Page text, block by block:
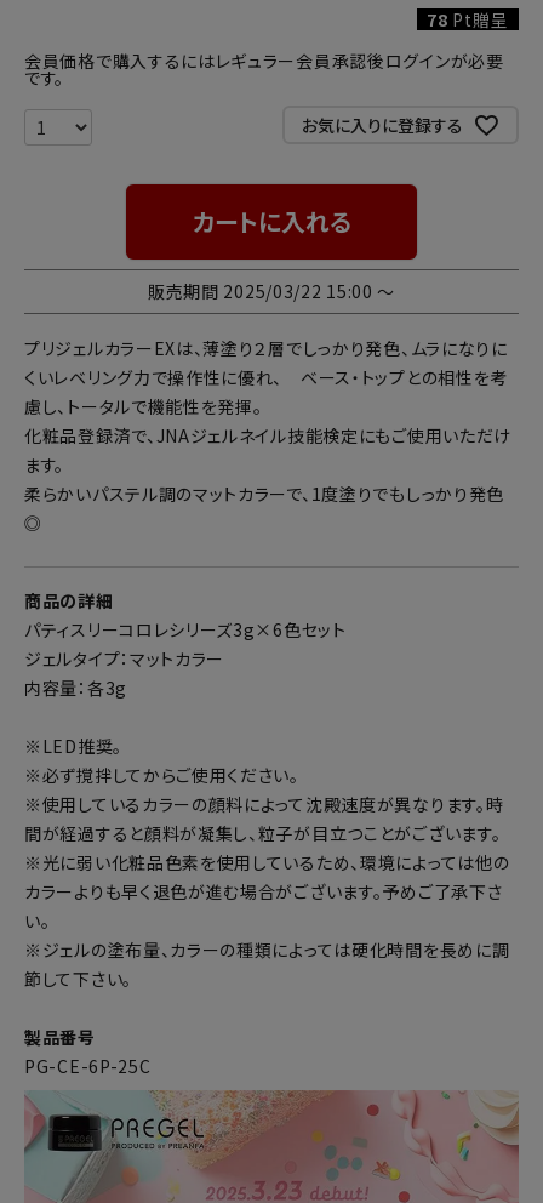
78 Pt贈呈
会員価格で購入するにはレギュラー会員承認後ログインが必要
です。
お気に入りに登録する
カートに入れる
販売期間 2025/03/22 15:00 〜
プリジェルカラーEXは、薄塗り２層でしっかり発色、ムラになりに
くいレベリング力で操作性に優れ、 ベース・トップとの相性を考
慮し、トータルで機能性を発揮。
化粧品登録済で、JNAジェルネイル技能検定にもご使用いただけ
ます。
柔らかいパステル調のマットカラーで、1度塗りでもしっかり発色
◎
商品の詳細
パティスリーコロレシリーズ3g×6色セット
ジェルタイプ：マットカラー
内容量：各3g
※LED推奨。
※必ず撹拌してからご使用ください。
※使用しているカラーの顔料によって沈殿速度が異なります。時
間が経過すると顔料が凝集し、粒子が目立つことがございます。
※光に弱い化粧品色素を使用しているため、環境によっては他の
カラーよりも早く退色が進む場合がございます。予めご了承下さ
い。
※ジェルの塗布量、カラーの種類によっては硬化時間を長めに調
節して下さい。
製品番号
PG-CE-6P-25C